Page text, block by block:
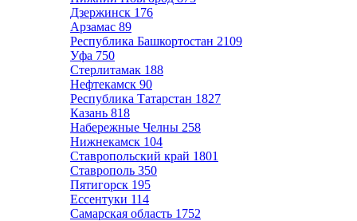
Дзержинск 176
Арзамас 89
Республика Башкортостан 2109
Уфа 750
Стерлитамак 188
Нефтекамск 90
Республика Татарстан 1827
Казань 818
Набережные Челны 258
Нижнекамск 104
Ставропольский край 1801
Ставрополь 350
Пятигорск 195
Ессентуки 114
Самарская область 1752